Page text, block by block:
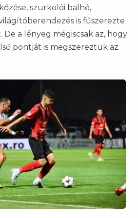
szurkolói balhé,
is fűszerezte
De a lényeg mégiscsak az, hogy
pontját is megszereztük az